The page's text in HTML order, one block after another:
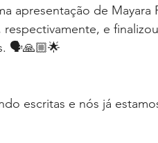
apresentação de Mayara
e
🗣🙏🏼🌟
escritas e nós já